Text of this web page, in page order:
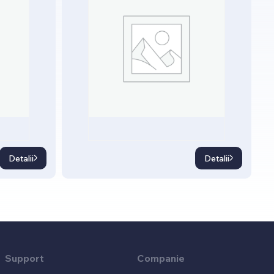
Detalii Detalii
Support Companie